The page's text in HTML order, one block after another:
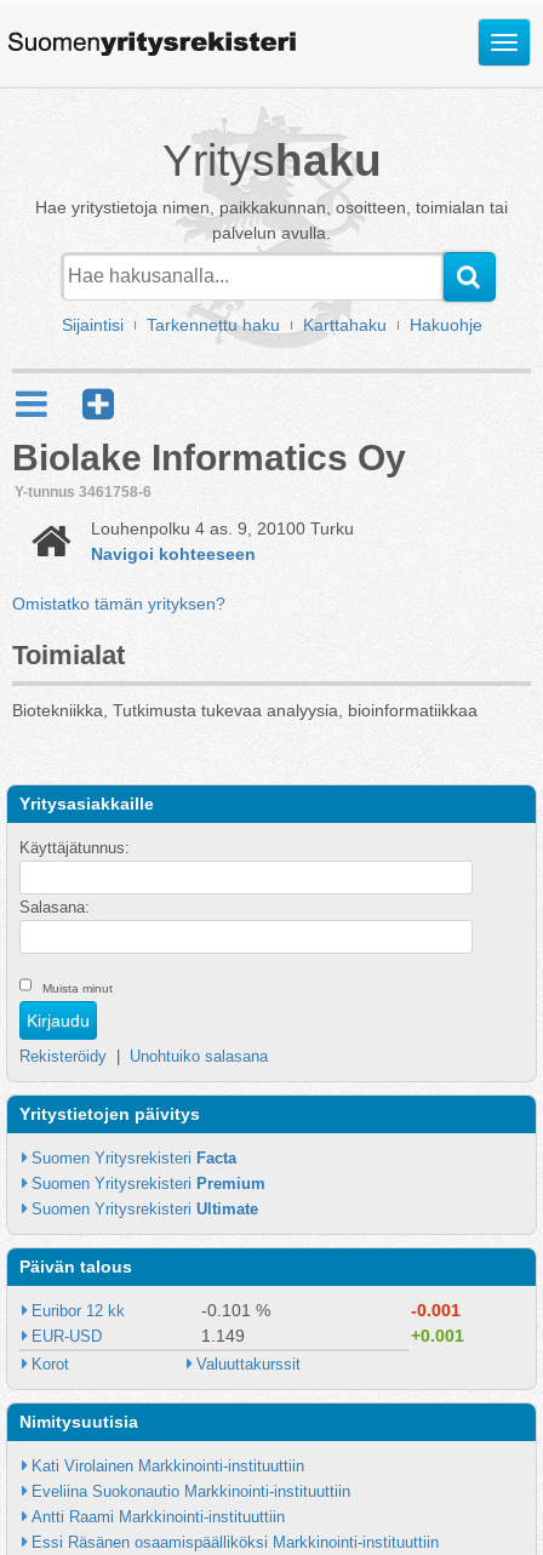
Avaa
Yrityshaku
Hae yritystietoja nimen, paikkakunnan, osoitteen, toimialan tai
palvelun avulla.
Sijaintisi Tarkennettu haku Karttahaku Hakuohje
Biolake Informatics Oy
Y-tunnus 3461758-6
Louhenpolku 4 as. 9, 20100 Turku
Navigoi kohteeseen
Omistatko tämän yrityksen?
Toimialat
Biotekniikka, Tutkimusta tukevaa analyysia, bioinformatiikkaa
Yritysasiakkaille
Käyttäjätunnus:
Salasana:
Muista minut
Rekisteröidy Unohtuiko salasana
Yritystietojen päivitys
Suomen Yritysrekisteri Facta
Suomen Yritysrekisteri Premium
Suomen Yritysrekisteri Ultimate
Päivän talous
Euribor 12 kk -0.101 % -0.001
EUR-USD 1.149 +0.001
Korot Valuuttakurssit
Nimitysuutisia
Kati Virolainen Markkinointi-instituuttiin
Eveliina Suokonautio Markkinointi-instituuttiin
Antti Raami Markkinointi-instituuttiin
Essi Räsänen osaamispäälliköksi Markkinointi-instituuttiin